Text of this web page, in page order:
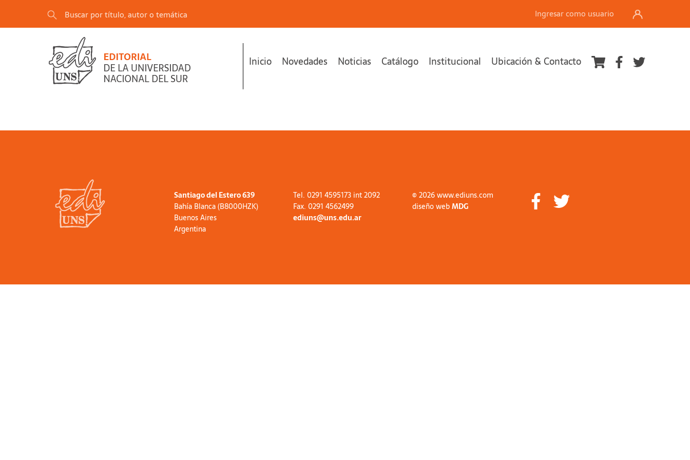
Ingresar como usuario
Inicio Novedades Noticias Catálogo Institucional Ubicación & Contacto
Santiago del Estero 639
Bahía Blanca (B8000HZK)
Buenos Aires
Argentina
Tel. 0291 4595173 int 2092
Fax. 0291 4562499
ediuns@uns.edu.ar
© 2026 www.ediuns.com
diseño webMDG